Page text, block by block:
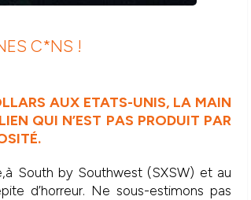
C*NS !
AUX ETATS-UNIS, LA MAIN
QUI N’EST PAS PRODUIT PAR
South by Southwest (SXSW) et au
d’horreur. Ne sous-estimons pas